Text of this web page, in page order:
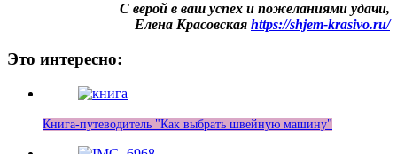
С верой в ваш успех и пожеланиями удачи,
Елена Красовская https://shjem-krasivo.ru/
Это интересно:
Книга-путеводитель "Как выбрать швейную машину"